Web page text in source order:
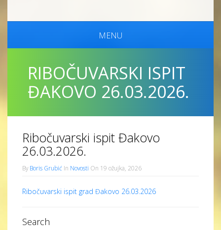
MENU
RIBOČUVARSKI ISPIT
ĐAKOVO 26.03.2026.
Ribočuvarski ispit Đakovo
26.03.2026.
ByBoris Grubić In Novosti On 19 ožujka, 2026
Ribočuvarski ispit grad Đakovo 26.03.2026
Search